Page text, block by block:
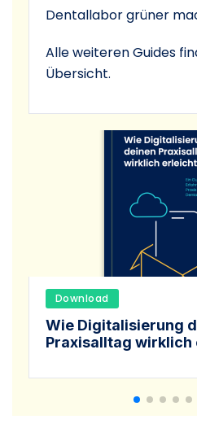
Dentallabor grüner
Alle weiteren Guides
Übersicht.
Download
Wie Digitalisierung
Praxisalltag wirklich